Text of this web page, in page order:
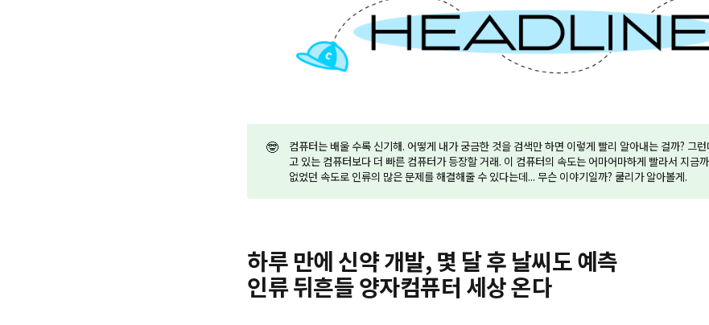
🤓
컴퓨터는 배울 수록 신기해. 어떻게 내가 궁금한 것을 검색만 하면 이렇게 빨리 알아내는 걸까? 그
고 있는 컴퓨터보다 더 빠른 컴퓨터가 등장할 거래. 이 컴퓨터의 속도는 어마어마하게 빨라서 지금
없었던 속도로 인류의 많은 문제를 해결해줄 수 있다는데... 무슨 이야기일까? 쿨리가 알아볼게.
하루 만에 신약 개발, 몇 달 후 날씨도 예측
인류 뒤흔들 양자컴퓨터 세상 온다